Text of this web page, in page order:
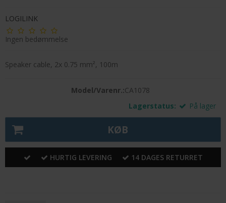
LOGILINK
Ingen bedømmelse
Speaker cable, 2x 0.75 mm², 100m
Model/Varenr.:CA1078
Lagerstatus:
På lager
KØB
HURTIG LEVERING 14 DAGES RETURRET